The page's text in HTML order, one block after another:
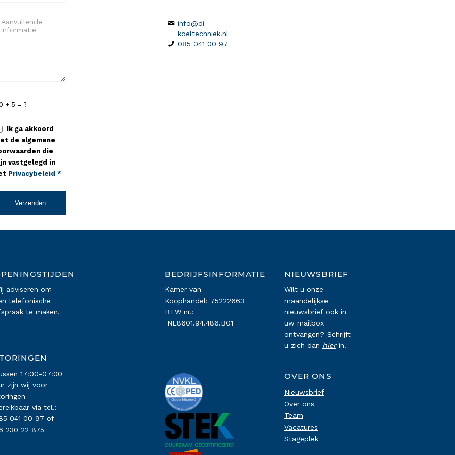
+ 5 = ?
Ik ga akkoord
de algemene
die
vastgelegd in
Privacybeleid *
info@di-
koeltechniek.nl
085 041 00 97
adviseren om
telefonische
te maken.
17:00-07:00
zijn wij voor
via tel.:
041 00 97 of
230 22 875
BEDRIJFSINFORMATIE
Kamer van
Koophandel: 75222663
BTW nr.:
NL8601.94.486.B01
NIEUWSBRIEF
Wilt u onze
maandelijkse
nieuwsbrief ook in
uw mailbox
ontvangen? Schrijft
u zich dan hierin.
OVER ONS
Nieuwsbrief
Over ons
Team
Vacatures
Stageplek